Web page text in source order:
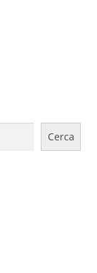
Cerca